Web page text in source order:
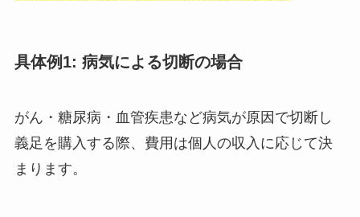
具体例1: 病気による切断の場合
がん・糖尿病・血管疾患など病気が原因で切断し
義足を購入する際、費用は個人の収入に応じて決
まります。